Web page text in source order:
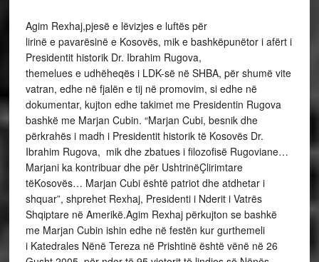
Agim Rexhaj,pjesë e lëvizjes e luftës për
lirinë e pavarësinë e Kosovës, mik e bashkëpunëtor i afërt i
Presidentit historik Dr. Ibrahim Rugova,
themelues e udhëheqës i LDK-së në SHBA, për shumë vite
vatran, edhe në fjalën e tij në promovim, si edhe në
dokumentar, kujton edhe takimet me Presidentin Rugova
bashkë me Marjan Cubin. “Marjan Cubi, besnik dhe
përkrahës i madh i Presidentit historik të Kosovës Dr.
Ibrahim Rugova, mik dhe zbatues i filozofisë Rugoviane…
Marjani ka kontribuar dhe për UshtrinëÇlirimtare
tëKosovës… Marjan Cubi është patriot dhe atdhetar i
shquar”, shprehet Rexhaj, Presidenti i Nderit i Vatrës
Shqiptare në Amerikë.Agim Rexhaj përkujton se bashkë
me Marjan Cubin ishin edhe në festën kur gurthemeli
i Katedrales Nënë Tereza në Prishtinë është vënë në 26